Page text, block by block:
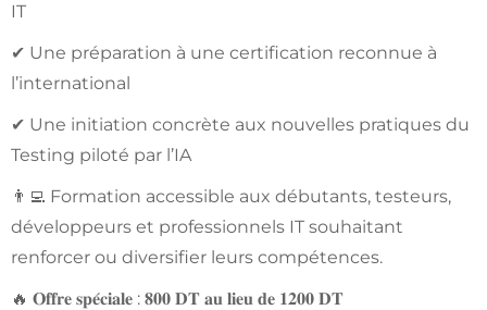
IT
✔ Une préparation à une certification reconnue à
l’international
✔ Une initiation concrète aux nouvelles pratiques du
Testing piloté par l’IA
👨‍💻 Formation accessible aux débutants, testeurs,
développeurs et professionnels IT souhaitant
renforcer ou diversifier leurs compétences.
🔥 𝐎𝐟𝐟𝐫𝐞 𝐬𝐩𝐞́𝐜𝐢𝐚𝐥𝐞 : 𝟖𝟎𝟎 𝐃𝐓 𝐚𝐮 𝐥𝐢𝐞𝐮 𝐝𝐞 𝟏𝟐𝟎𝟎 𝐃𝐓